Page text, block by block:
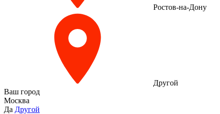
Ростов-на-Дону
Другой
Ваш город
Москва
Да Другой